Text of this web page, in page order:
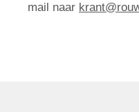
mail naar